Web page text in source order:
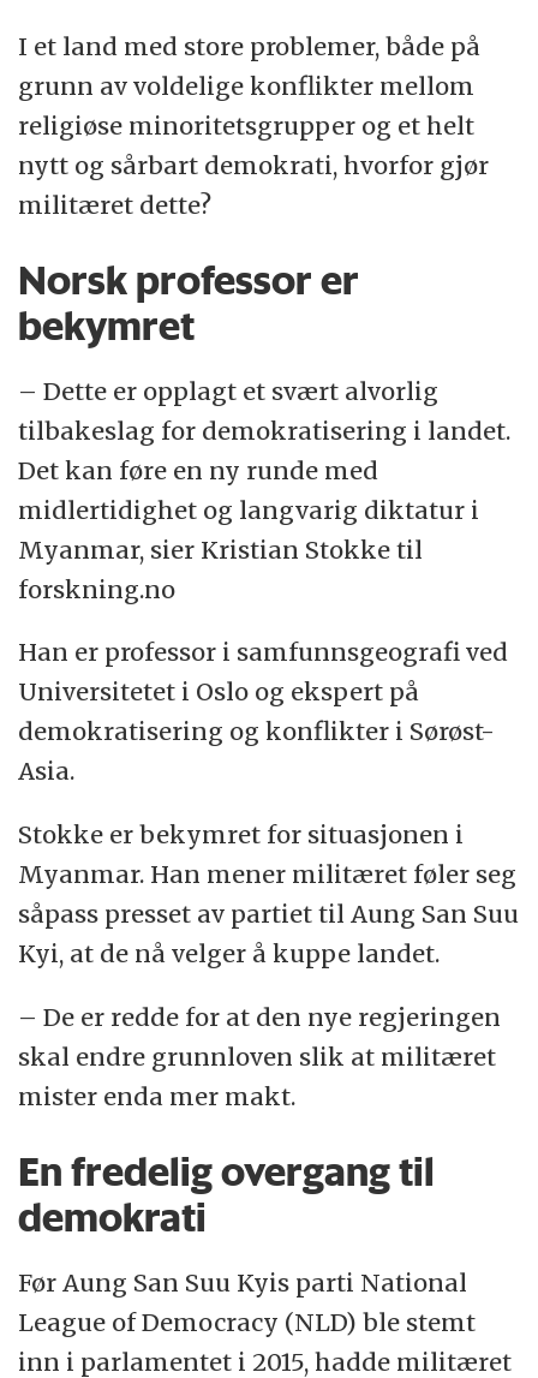
I et land med store problemer, både på
grunn av voldelige konflikter mellom
religiøse minoritetsgrupper og et helt
nytt og sårbart demokrati, hvorfor gjør
militæret dette?
Norsk professor er
bekymret
– Dette er opplagt et svært alvorlig
tilbakeslag for demokratisering i landet.
Det kan føre en ny runde med
midlertidighet og langvarig diktatur i
Myanmar, sier Kristian Stokke til
forskning.no
Han er professor i samfunnsgeografi ved
Universitetet i Oslo og ekspert på
demokratisering og konflikter i Sørøst-
Asia.
Stokke er bekymret for situasjonen i
Myanmar. Han mener militæret føler seg
såpass presset av partiet til Aung San Suu
Kyi, at de nå velger å kuppe landet.
– De er redde for at den nye regjeringen
skal endre grunnloven slik at militæret
mister enda mer makt.
En fredelig overgang til
demokrati
Før Aung San Suu Kyis parti National
League of Democracy (NLD) ble stemt
inn i parlamentet i 2015, hadde militæret